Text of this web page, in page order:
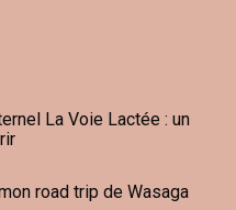
La Voie Lactée : un
road trip de Wasaga